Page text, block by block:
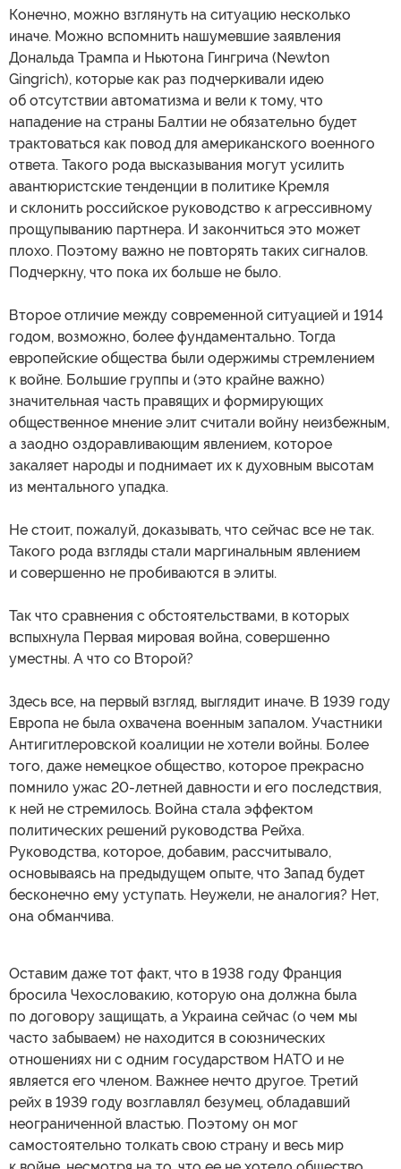
Конечно, можно взглянуть на ситуацию несколько
иначе. Можно вспомнить нашумевшие заявления
Дональда Трампа и Ньютона Гингрича (Newton
Gingrich), которые как раз подчеркивали идею
об отсутствии автоматизма и вели к тому, что
нападение на страны Балтии не обязательно будет
трактоваться как повод для американского военного
ответа. Такого рода высказывания могут усилить
авантюристские тенденции в политике Кремля
и склонить российское руководство к агрессивному
прощупыванию партнера. И закончиться это может
плохо. Поэтому важно не повторять таких сигналов.
Подчеркну, что пока их больше не было.
Второе отличие между современной ситуацией и 1914
годом, возможно, более фундаментально. Тогда
европейские общества были одержимы стремлением
к войне. Большие группы и (это крайне важно)
значительная часть правящих и формирующих
общественное мнение элит считали войну неизбежным,
а заодно оздоравливающим явлением, которое
закаляет народы и поднимает их к духовным высотам
из ментального упадка.
Не стоит, пожалуй, доказывать, что сейчас все не так.
Такого рода взгляды стали маргинальным явлением
и совершенно не пробиваются в элиты.
Так что сравнения с обстоятельствами, в которых
вспыхнула Первая мировая война, совершенно
уместны. А что со Второй?
Здесь все, на первый взгляд, выглядит иначе. В 1939 году
Европа не была охвачена военным запалом. Участники
Антигитлеровской коалиции не хотели войны. Более
того, даже немецкое общество, которое прекрасно
помнило ужас 20-летней давности и его последствия,
к ней не стремилось. Война стала эффектом
политических решений руководства Рейха.
Руководства, которое, добавим, рассчитывало,
основываясь на предыдущем опыте, что Запад будет
бесконечно ему уступать. Неужели, не аналогия? Нет,
она обманчива.
Оставим даже тот факт, что в 1938 году Франция
бросила Чехословакию, которую она должна была
по договору защищать, а Украина сейчас (о чем мы
часто забываем) не находится в союзнических
отношениях ни с одним государством НАТО и не
является его членом. Важнее нечто другое. Третий
рейх в 1939 году возглавлял безумец, обладавший
неограниченной властью. Поэтому он мог
самостоятельно толкать свою страну и весь мир